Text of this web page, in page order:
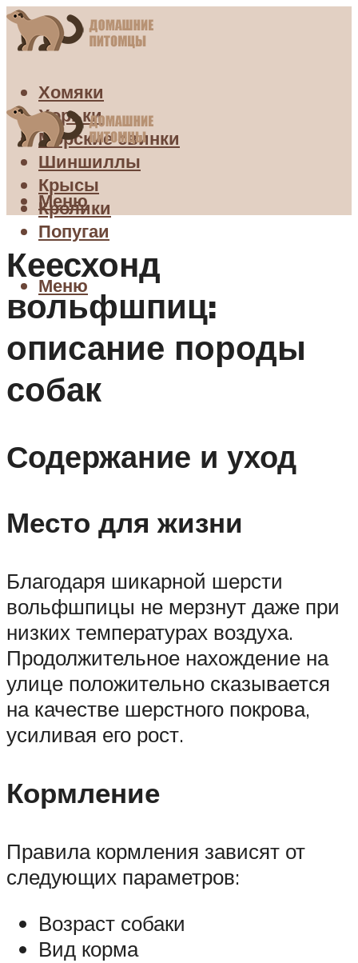
Хомяки
Хорьки
Морские свинки
Шиншиллы
Крысы
Кролики
Попугаи
Меню
Меню
Кеесхонд
вольфшпиц:
описание породы
собак
Содержание и уход
Место для жизни
Благодаря шикарной шерсти
вольфшпицы не мерзнут даже при
низких температурах воздуха.
Продолжительное нахождение на
улице положительно сказывается
на качестве шерстного покрова,
усиливая его рост.
Кормление
Правила кормления зависят от
следующих параметров:
Возраст собаки
Вид корма